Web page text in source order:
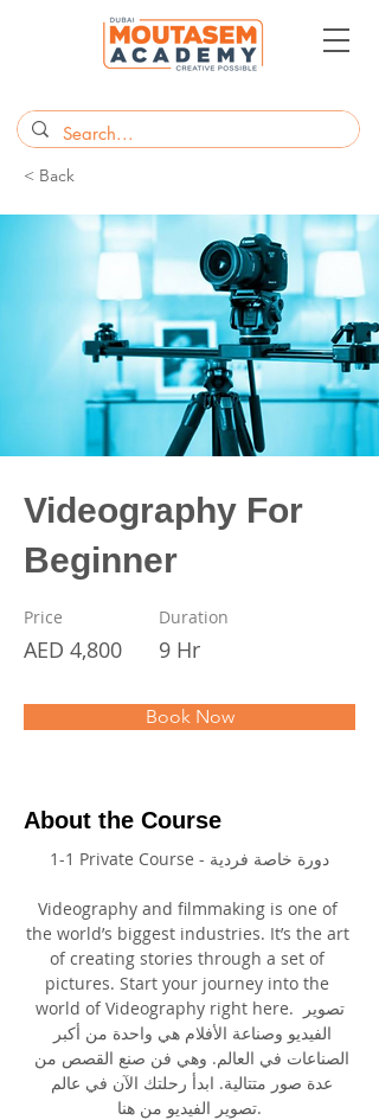
< Back
Videography For
Beginner
Price
AED 4,800
Duration
9 Hr
Book Now
About the Course
1-1 Private Course - دورة خاصة فردية
Videography and filmmaking is one of
the world’s biggest industries. It’s the art
of creating stories through a set of
pictures. Start your journey into the
world of Videography right here. تصوير
الفيديو وصناعة الأفلام هي واحدة من أكبر
الصناعات في العالم. وهي فن صنع القصص من
عدة صور متتالية. ابدأ رحلتك الآن في عالم
تصوير الفيديو من هنا.